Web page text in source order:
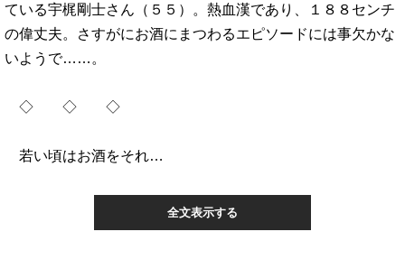
ている宇梶剛士さん（５５）。熱血漢であり、１８８センチ
の偉丈夫。さすがにお酒にまつわるエピソードには事欠かな
いようで……。
◇ ◇ ◇
若い頃はお酒をそれ…
全文表示する